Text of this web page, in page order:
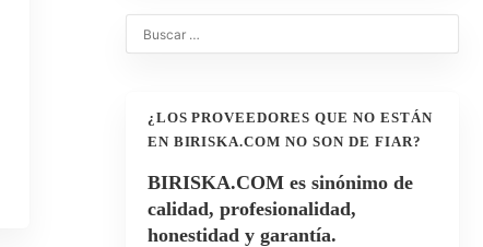
¿LOS PROVEEDORES QUE NO ESTÁN
EN BIRISKA.COM NO SON DE FIAR?
BIRISKA.COM es sinónimo de
calidad, profesionalidad,
honestidad y garantía.